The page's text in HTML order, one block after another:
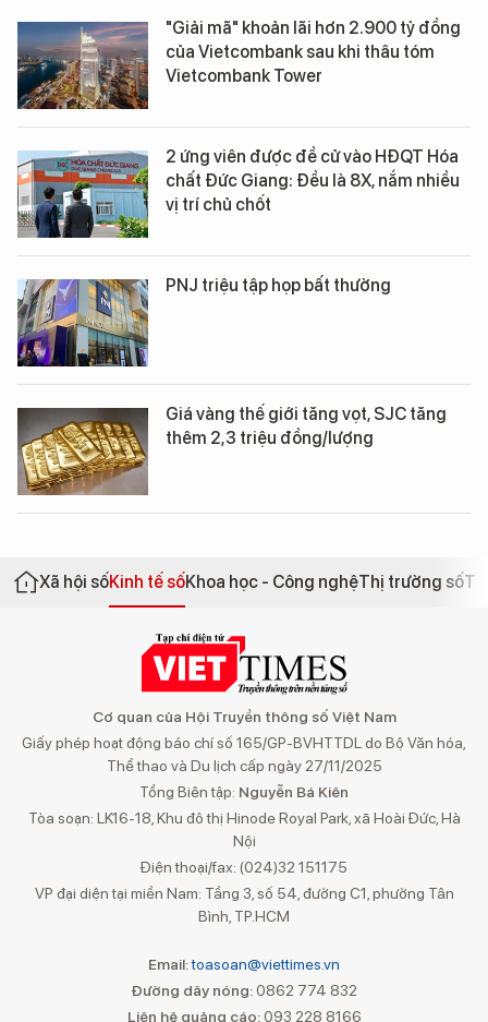
"Giải mã" khoản lãi hơn 2.900 tỷ đồng
của Vietcombank sau khi thâu tóm
Vietcombank Tower
2 ứng viên được đề cử vào HĐQT Hóa
chất Đức Giang: Đều là 8X, nắm nhiều
vị trí chủ chốt
PNJ triệu tập họp bất thường
Giá vàng thế giới tăng vọt, SJC tăng
thêm 2,3 triệu đồng/lượng
Xã hội sốKinh tế sốKhoa học - Công nghệThị trường số
Cơ quan của Hội Truyền thông số Việt Nam
Giấy phép hoạt động báo chí số 165/GP-BVHTTDL do Bộ Văn hóa,
Thể thao và Du lịch cấp ngày 27/11/2025
Tổng Biên tập: Nguyễn Bá Kiên
Tòa soạn: LK16-18, Khu đô thị Hinode Royal Park, xã Hoài Đức, Hà
Nội
Điện thoại/fax: (024)32 151175
VP đại diện tại miền Nam: Tầng 3, số 54, đường C1, phường Tân
Bình, TP.HCM
Email:toasoan@viettimes.vn
Đường dây nóng: 0862 774 832
Liên hệ quảng cáo:093 228 8166